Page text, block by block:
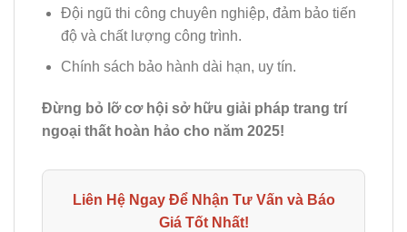
Đội ngũ thi công chuyên nghiệp, đảm bảo tiến
độ và chất lượng công trình.
Chính sách bảo hành dài hạn, uy tín.
Đừng bỏ lỡ cơ hội sở hữu giải pháp trang trí
ngoại thất hoàn hảo cho năm 2025!
Liên Hệ Ngay Để Nhận Tư Vấn và Báo
Giá Tốt Nhất!